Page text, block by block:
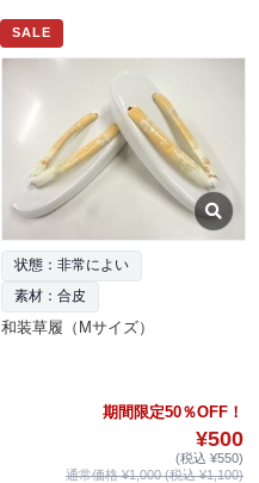
SALE
状態：非常によい
素材：合皮
和装草履（Mサイズ）
期間限定50％OFF！
¥500
(税込 ¥550)
通常価格 ¥1,000 (税込 ¥1,100)